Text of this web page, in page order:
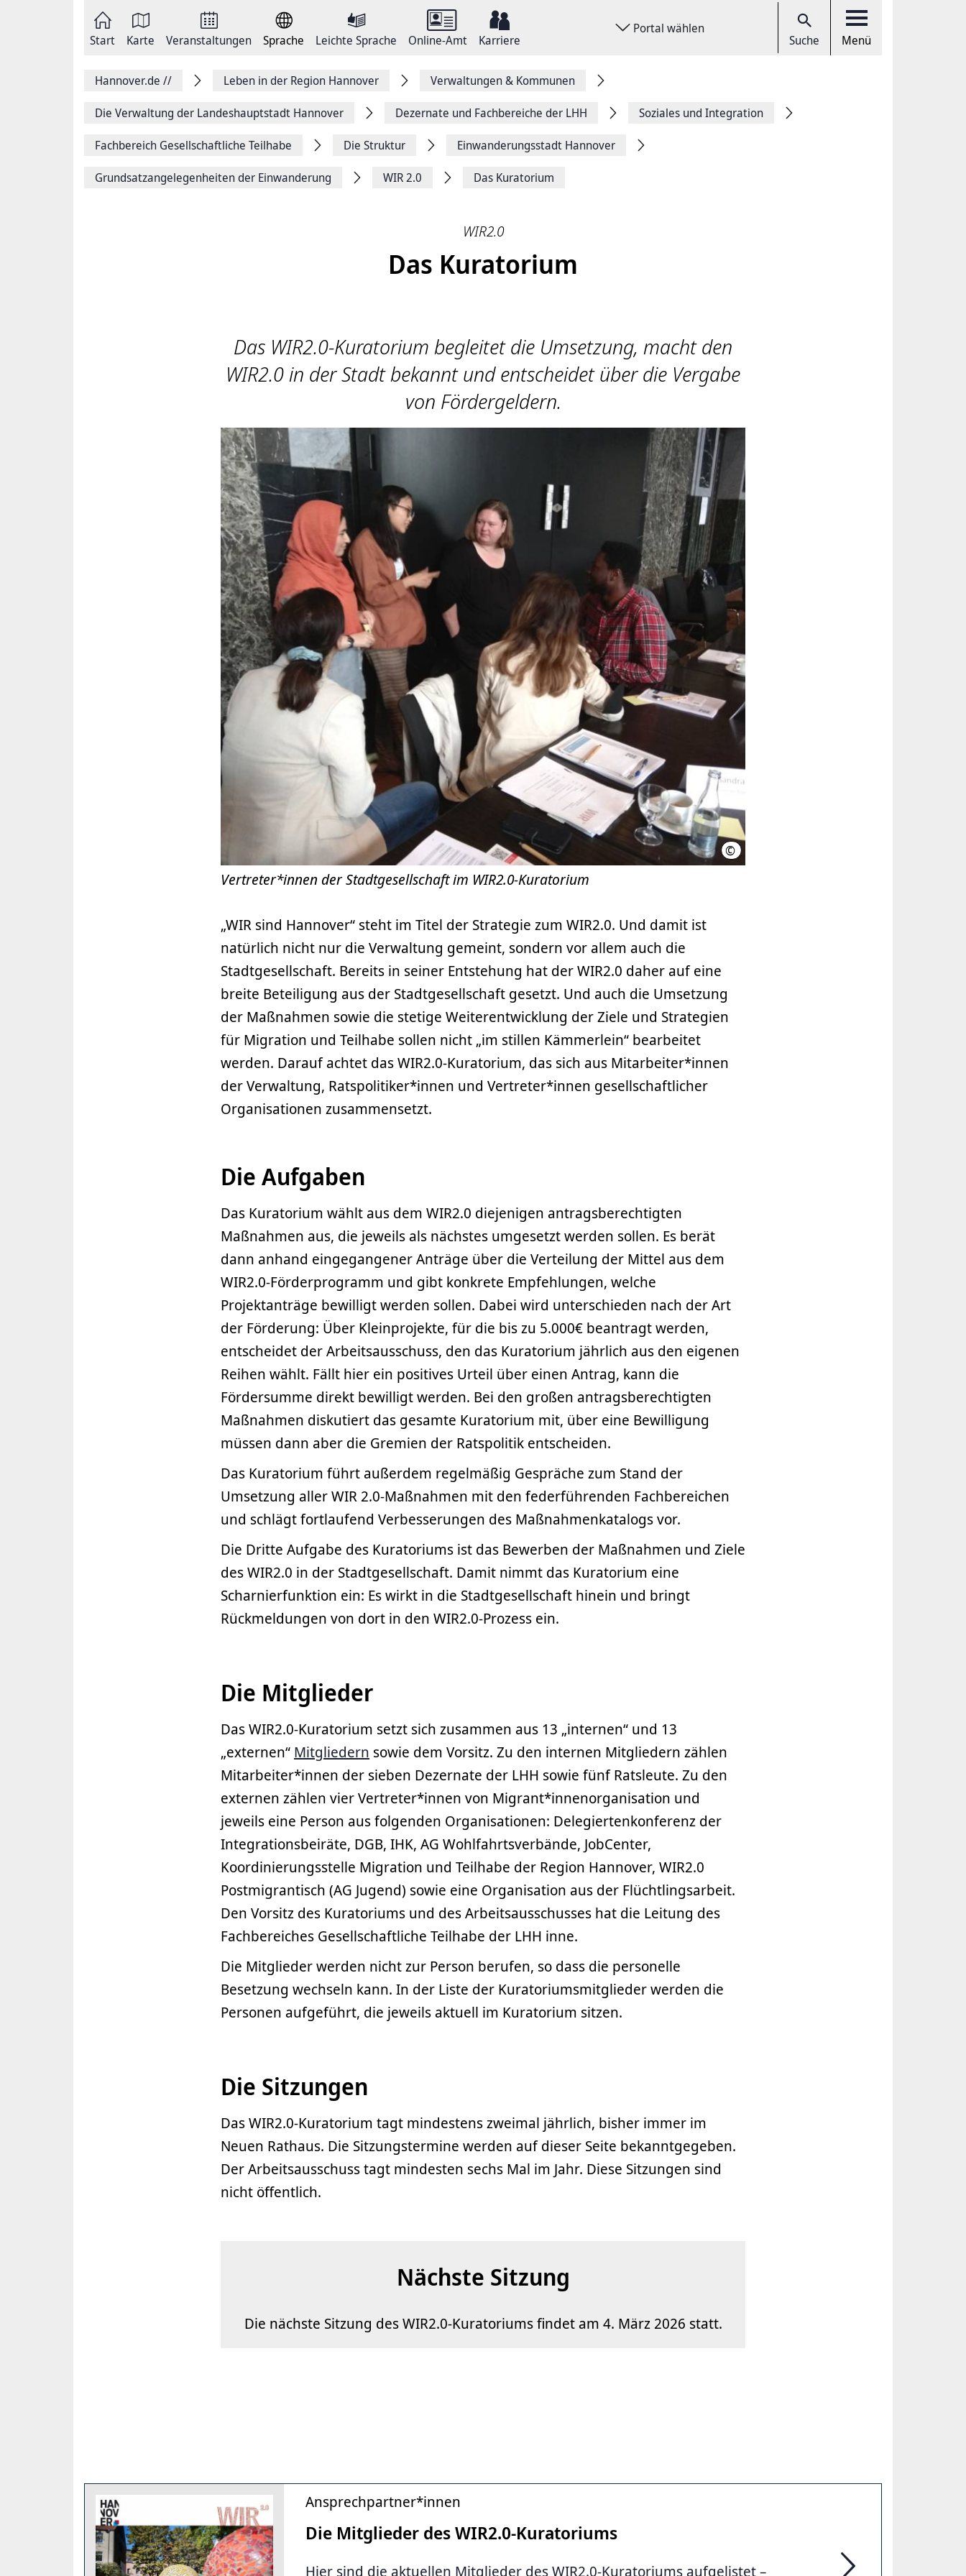
Start Karte Veranstaltungen Sprache Leichte Sprache Online-Amt Karriere
Portal wählen
Suche Menü
Hannover.de // Leben in der Region Hannover Verwaltungen & Kommunen
Die Verwaltung der Landeshauptstadt Hannover Dezernate und Fachbereiche der LHH Soziales und Integration
Fachbereich Gesellschaftliche Teilhabe Die Struktur Einwanderungsstadt Hannover
Grundsatzangelegenheiten der Einwanderung WIR 2.0 Das Kuratorium
WIR2.0
Das Kuratorium
Das WIR2.0-Kuratorium begleitet die Umsetzung, macht den
WIR2.0 in der Stadt bekannt und entscheidet über die Vergabe
von Fördergeldern.
© LHH
Vertreter*innen der Stadtgesellschaft im WIR2.0-Kuratorium
„WIR sind Hannover“ steht im Titel der Strategie zum WIR2.0. Und damit ist
natürlich nicht nur die Verwaltung gemeint, sondern vor allem auch die
Stadtgesellschaft. Bereits in seiner Entstehung hat der WIR2.0 daher auf eine
breite Beteiligung aus der Stadtgesellschaft gesetzt. Und auch die Umsetzung
der Maßnahmen sowie die stetige Weiterentwicklung der Ziele und Strategien
für Migration und Teilhabe sollen nicht „im stillen Kämmerlein“ bearbeitet
werden. Darauf achtet das WIR2.0-Kuratorium, das sich aus Mitarbeiter*innen
der Verwaltung, Ratspolitiker*innen und Vertreter*innen gesellschaftlicher
Organisationen zusammensetzt.
Die Aufgaben
Das Kuratorium wählt aus dem WIR2.0 diejenigen antragsberechtigten
Maßnahmen aus, die jeweils als nächstes umgesetzt werden sollen. Es berät
dann anhand eingegangener Anträge über die Verteilung der Mittel aus dem
WIR2.0-Förderprogramm und gibt konkrete Empfehlungen, welche
Projektanträge bewilligt werden sollen. Dabei wird unterschieden nach der Art
der Förderung: Über Kleinprojekte, für die bis zu 5.000€ beantragt werden,
entscheidet der Arbeitsausschuss, den das Kuratorium jährlich aus den eigenen
Reihen wählt. Fällt hier ein positives Urteil über einen Antrag, kann die
Fördersumme direkt bewilligt werden. Bei den großen antragsberechtigten
Maßnahmen diskutiert das gesamte Kuratorium mit, über eine Bewilligung
müssen dann aber die Gremien der Ratspolitik entscheiden.
Das Kuratorium führt außerdem regelmäßig Gespräche zum Stand der
Umsetzung aller WIR 2.0-Maßnahmen mit den federführenden Fachbereichen
und schlägt fortlaufend Verbesserungen des Maßnahmenkatalogs vor.
Die Dritte Aufgabe des Kuratoriums ist das Bewerben der Maßnahmen und Ziele
des WIR2.0 in der Stadtgesellschaft. Damit nimmt das Kuratorium eine
Scharnierfunktion ein: Es wirkt in die Stadtgesellschaft hinein und bringt
Rückmeldungen von dort in den WIR2.0-Prozess ein.
Die Mitglieder
Das WIR2.0-Kuratorium setzt sich zusammen aus 13 „internen“ und 13
„externen“ Mitgliedern sowie dem Vorsitz. Zu den internen Mitgliedern zählen
Mitarbeiter*innen der sieben Dezernate der LHH sowie fünf Ratsleute. Zu den
externen zählen vier Vertreter*innen von Migrant*innenorganisation und
jeweils eine Person aus folgenden Organisationen: Delegiertenkonferenz der
Integrationsbeiräte, DGB, IHK, AG Wohlfahrtsverbände, JobCenter,
Koordinierungsstelle Migration und Teilhabe der Region Hannover, WIR2.0
Postmigrantisch (AG Jugend) sowie eine Organisation aus der Flüchtlingsarbeit.
Den Vorsitz des Kuratoriums und des Arbeitsausschusses hat die Leitung des
Fachbereiches Gesellschaftliche Teilhabe der LHH inne.
Die Mitglieder werden nicht zur Person berufen, so dass die personelle
Besetzung wechseln kann. In der Liste der Kuratoriumsmitglieder werden die
Personen aufgeführt, die jeweils aktuell im Kuratorium sitzen.
Die Sitzungen
Das WIR2.0-Kuratorium tagt mindestens zweimal jährlich, bisher immer im
Neuen Rathaus. Die Sitzungstermine werden auf dieser Seite bekanntgegeben.
Der Arbeitsausschuss tagt mindesten sechs Mal im Jahr. Diese Sitzungen sind
nicht öffentlich.
Nächste Sitzung
Die nächste Sitzung des WIR2.0-Kuratoriums findet am 4. März 2026 statt.
Ansprechpartner*innen
Die Mitglieder des WIR2.0-Kuratoriums
Hier sind die aktuellen Mitglieder des WIR2.0-Kuratoriums aufgelistet –